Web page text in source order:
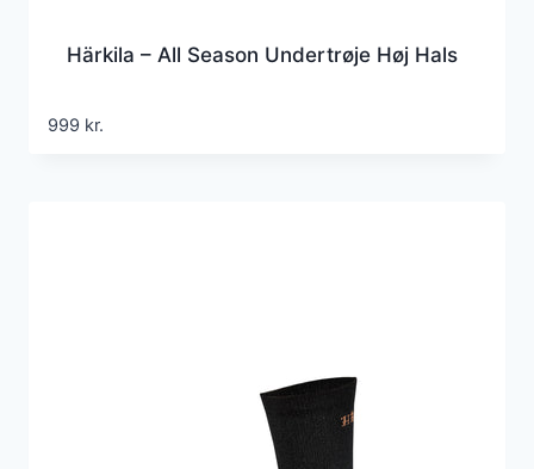
Härkila – All Season Undertrøje Høj Hals
999 kr.